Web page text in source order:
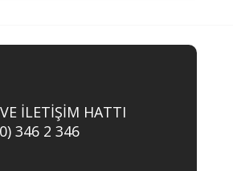
İLETİŞİM HATTI
346 2 346